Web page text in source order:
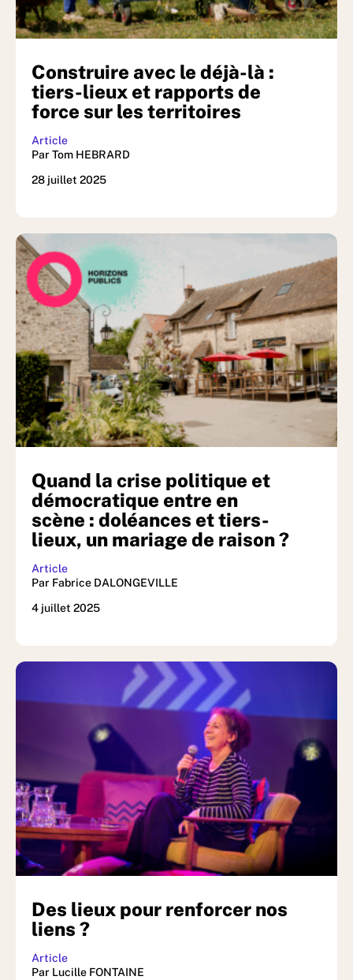
Construire avec le déjà-là :
tiers-lieux et rapports de
force sur les territoires
Article
Par Tom HEBRARD
28 juillet 2025
Quand la crise politique et
démocratique entre en
scène : doléances et tiers-
lieux, un mariage de raison ?
Article
Par Fabrice DALONGEVILLE
4 juillet 2025
Des lieux pour renforcer nos
liens ?
Article
Par Lucille FONTAINE